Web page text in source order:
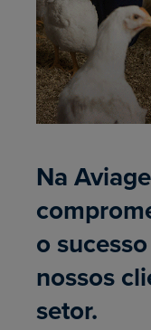
Na
o
nossos
setor.